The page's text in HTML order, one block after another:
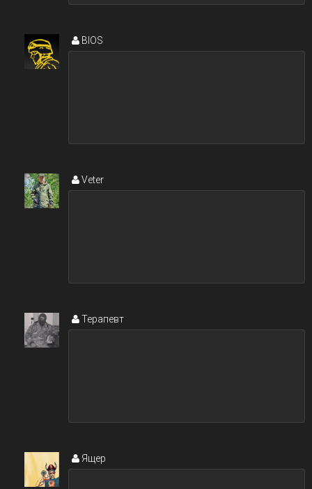
BIOS
Veter
Терапевт
Ящер